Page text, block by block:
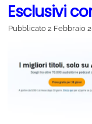
Esclusivi
Pubblicato 2 Febbraio